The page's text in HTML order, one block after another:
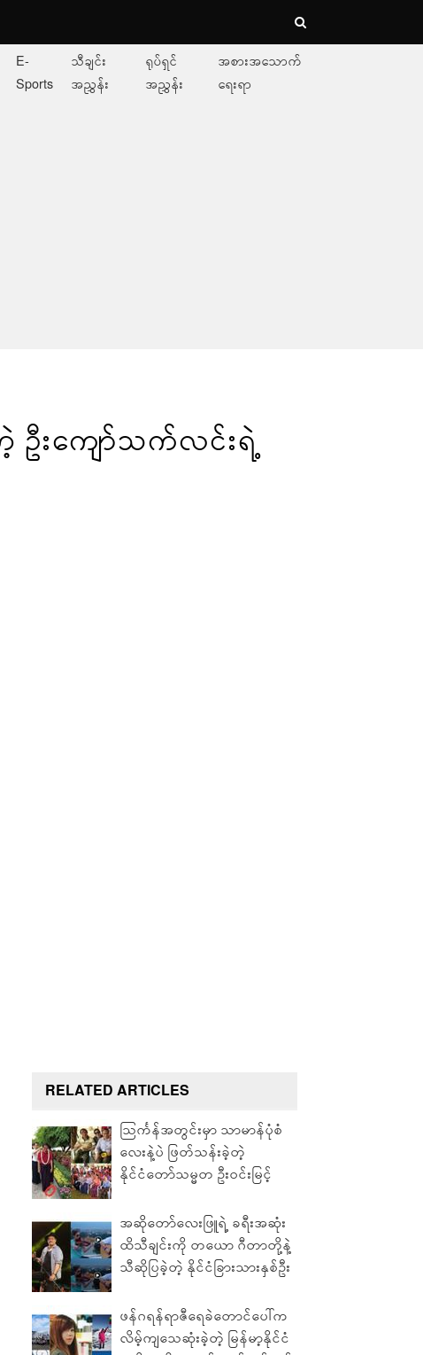
E-
Sports
သီချင်း
အညွှန်း
ရုပ်ရှင်
အညွှန်း
အစားအသောက်
ရေးရာ
းကျော်သက်လင်းရဲ့
RELATED ARTICLES
သြင်္ကန်အတွင်းမှာ သာမာန်ပုံစံ
လေးနဲ့ပဲ ဖြတ်သန်းခဲ့တဲ့
နိုင်ငံတော်သမ္မတ ဦးဝင်းမြင့်
အဆိုတော်လေးဖြူရဲ့ ခရီးအဆုံး
ထိသီချင်းကို တယော ဂီတာတို့နဲ့
သီဆိုပြခဲ့တဲ့ နိုင်ငံခြားသားနှစ်ဦး
ဖန်ဂရန်ရာဇီရေခဲတောင်ပေါ်က
လိမ့်ကျသေဆုံးခဲ့တဲ့ မြန်မာ့နိုင်ငံ